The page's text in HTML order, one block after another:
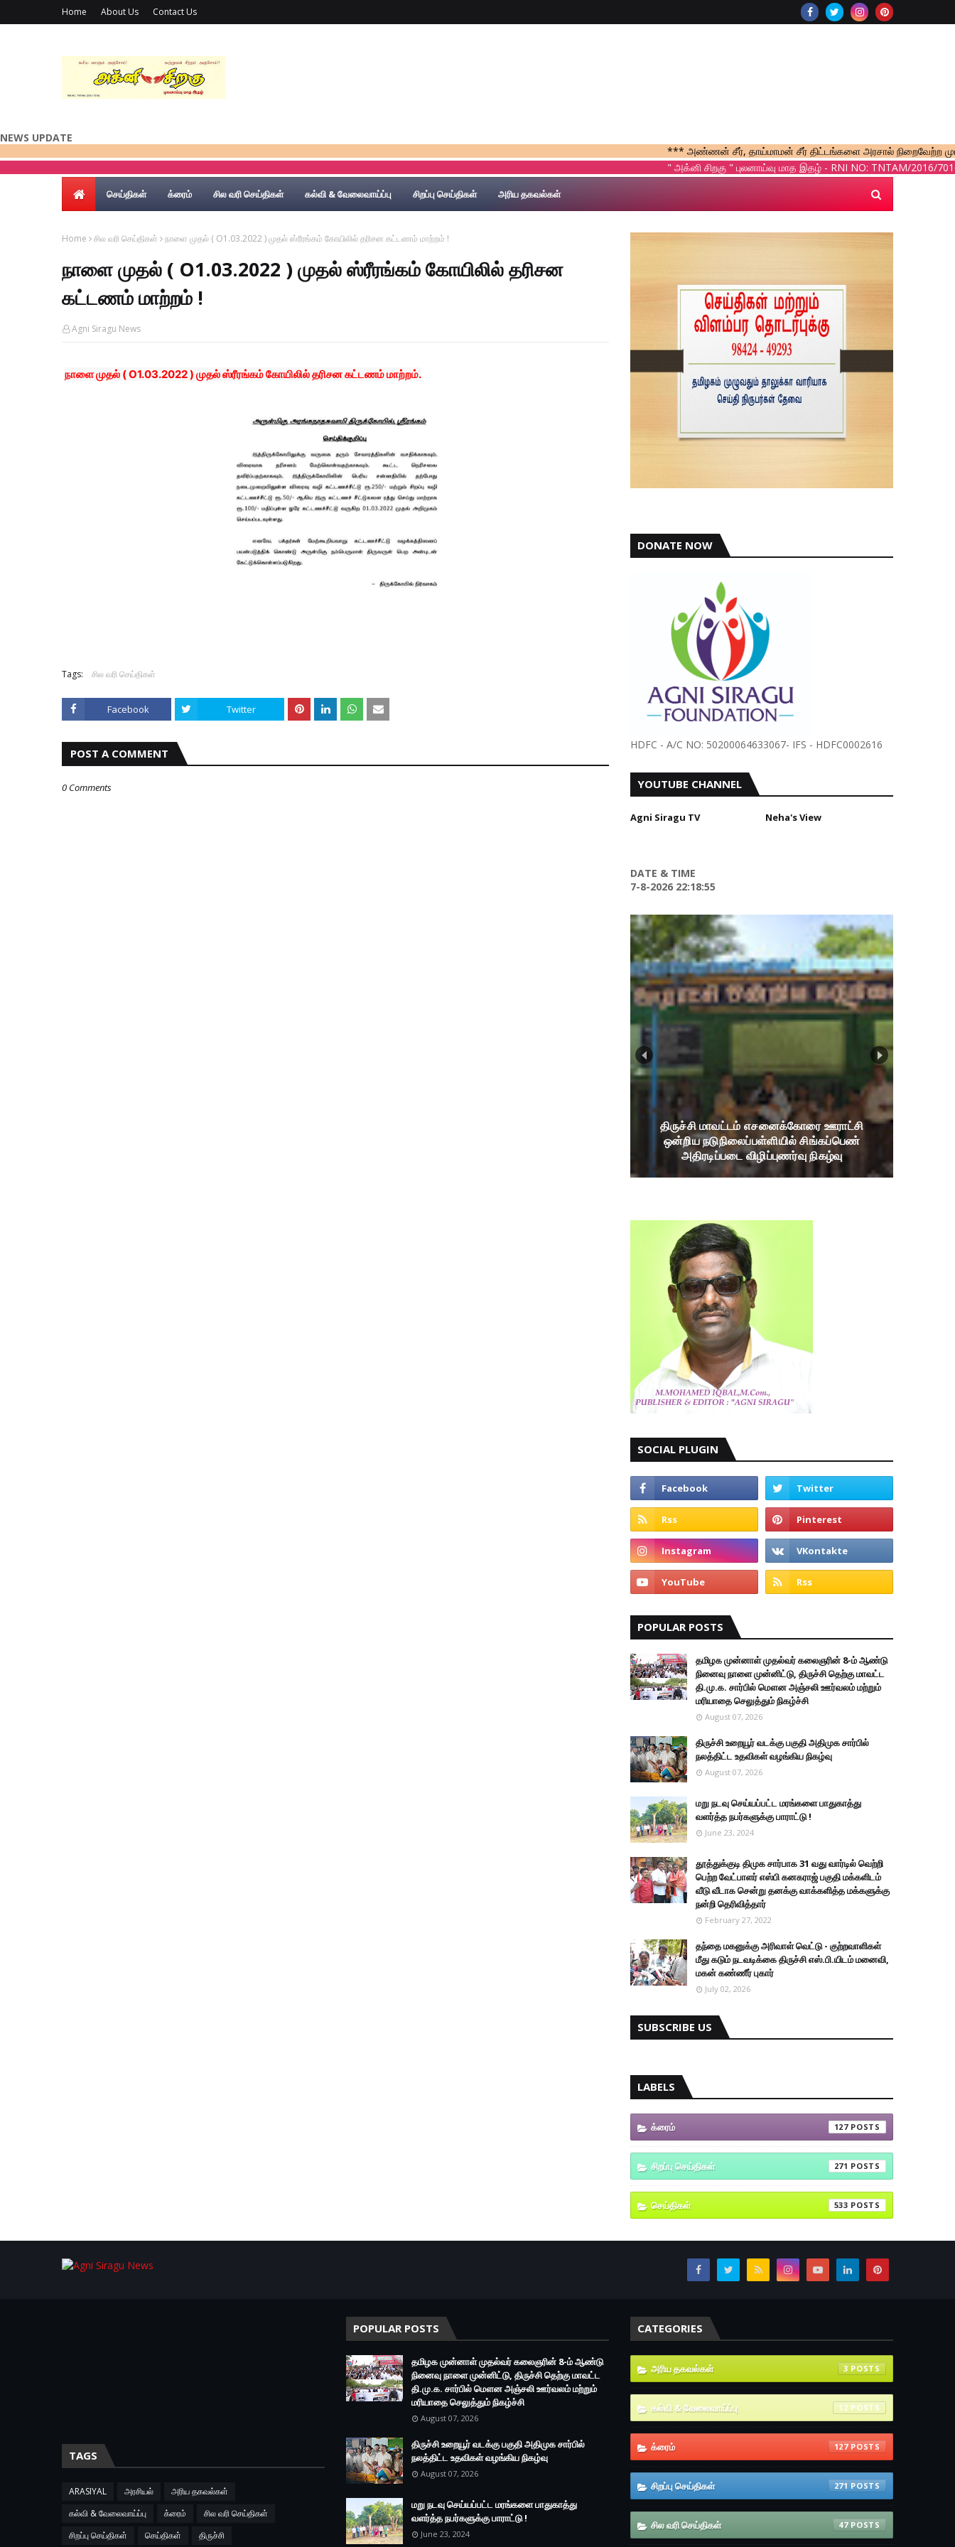
Home About Us Contact Us
NEWS UPDATE
*** அண்ணன் சீர், தாய்மாமன் சீர் திட்டங்களை அரசால் நிறைவேற்ற முடியாது -
" அக்னி சிறகு " புலனாய்வு மாத இதழ் - RNI NO: TNTAM/2016/70165
செய்திகள் க்ரைம் சில வரி செய்திகள் கல்வி & வேலைவாய்ப்பு சிறப்பு செய்திகள் அரிய தகவல்கள்
Home சில வரி செய்திகள் நாளை முதல் ( O1.03.2022 ) முதல் ஸ்ரீரங்கம் கோயிலில் தரிசன கட்டணம் மாற்றம் !
நாளை முதல் ( O1.03.2022 ) முதல் ஸ்ரீரங்கம் கோயிலில் தரிசன
கட்டணம் மாற்றம் !
Agni Siragu News
நாளை முதல் ( O1.03.2022 ) முதல் ஸ்ரீரங்கம் கோயிலில் தரிசன கட்டணம் மாற்றம்.
Tags: சில வரி செய்திகள்
Facebook Twitter
POST A COMMENT
0 Comments
DONATE NOW
HDFC - A/C NO: 50200064633067- IFS - HDFC0002616
YOUTUBE CHANNEL
Agni Siragu TV Neha's View
DATE & TIME
7-8-2026 22:18:56
திருச்சி மாவட்டம் எசனைக்கோரை ஊராட்சி
ஒன்றிய நடுநிலைப்பள்ளியில் சிங்கப்பெண்
அதிரடிப்படை விழிப்புணர்வு நிகழ்வு
SOCIAL PLUGIN
POPULAR POSTS
தமிழக முன்னாள் முதல்வர் கலைஞரின் 8-ம் ஆண்டு
நினைவு நாளை முன்னிட்டு, திருச்சி தெற்கு மாவட்ட
தி.மு.க. சார்பில் மௌன அஞ்சலி ஊர்வலம் மற்றும்
மரியாதை செலுத்தும் நிகழ்ச்சி
August 07, 2026
திருச்சி உறையூர் வடக்கு பகுதி அதிமுக சார்பில்
நலத்திட்ட உதவிகள் வழங்கிய நிகழ்வு
August 07, 2026
மறு நடவு செய்யப்பட்ட மரங்களை பாதுகாத்து
வளர்த்த நபர்களுக்கு பாராட்டு !
June 23, 2024
தூத்துக்குடி திமுக சார்பாக 31 வது வார்டில் வெற்றி
பெற்ற வேட்பாளர் எஸ்பி கனகராஜ் பகுதி மக்களிடம்
வீடு வீடாக சென்று தனக்கு வாக்களித்த மக்களுக்கு
நன்றி தெரிவித்தார்
February 27, 2022
தந்தை மகனுக்கு அரிவாள் வெட்டு - குற்றவாளிகள்
மீது கடும் நடவடிக்கை திருச்சி எஸ்.பி.யிடம் மனைவி,
மகன் கண்ணீர் புகார்
July 02, 2026
SUBSCRIBE US
LABELS
க்ரைம் 127
சிறப்பு செய்திகள் 271
செய்திகள் 533
TAGS
ARASIYAL அரசியல்
அரிய தகவல்கள்
கல்வி & வேலைவாய்ப்பு
க்ரைம்
சில வரி செய்திகள்
சிறப்பு செய்திகள்
செய்திகள் திருச்சி
POPULAR POSTS
தமிழக முன்னாள் முதல்வர் கலைஞரின் 8-ம் ஆண்டு
நினைவு நாளை முன்னிட்டு, திருச்சி தெற்கு மாவட்ட
தி.மு.க. சார்பில் மௌன அஞ்சலி ஊர்வலம் மற்றும்
மரியாதை செலுத்தும் நிகழ்ச்சி
August 07, 2026
திருச்சி உறையூர் வடக்கு பகுதி அதிமுக சார்பில்
நலத்திட்ட உதவிகள் வழங்கிய நிகழ்வு
August 07, 2026
மறு நடவு செய்யப்பட்ட மரங்களை பாதுகாத்து
வளர்த்த நபர்களுக்கு பாராட்டு !
June 23, 2024
CATEGORIES
அரிய தகவல்கள் 3
கல்வி & வேலைவாய்ப்பு 12
க்ரைம் 127
சிறப்பு செய்திகள் 271
சில வரி செய்திகள் 47